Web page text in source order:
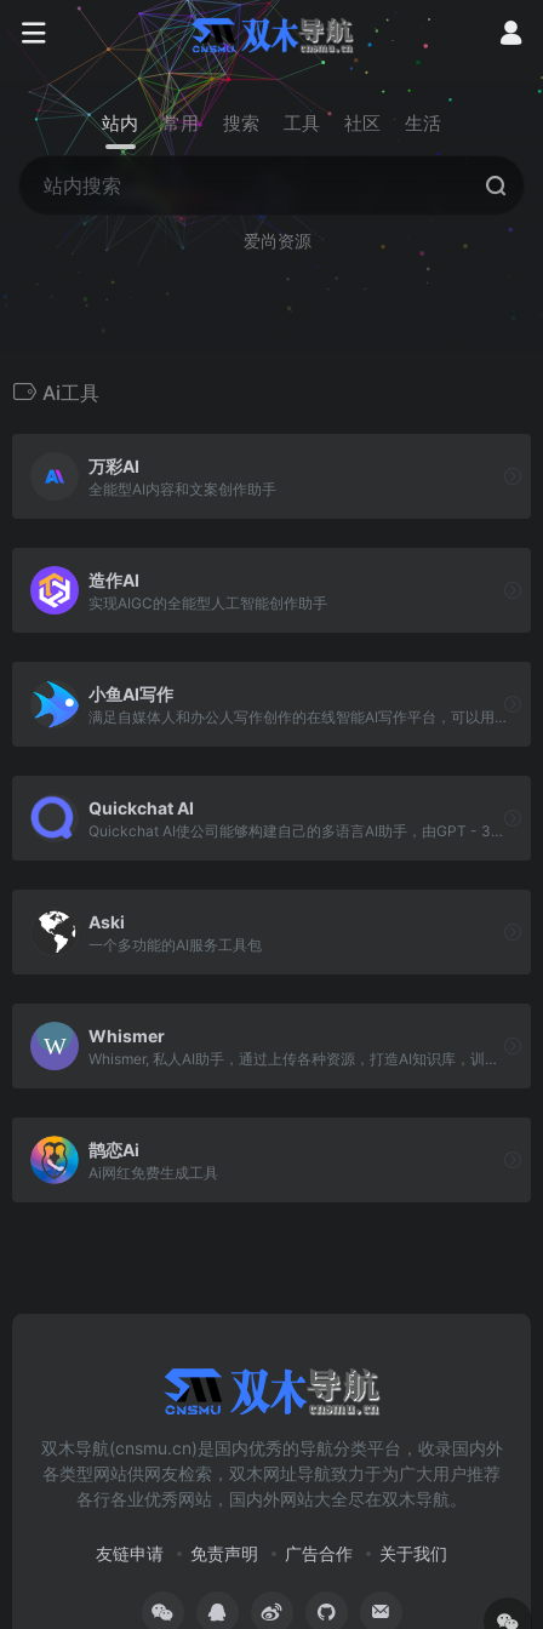
站内 常用 搜索 工具 社区 生活
爱尚资源
Ai工具
万彩AI
全能型AI内容和文案创作助手
造作AI
实现AIGC的全能型人工智能创作助手
小鱼AI写作
满足自媒体人和办公人写作创作的在线智能AI写作平台，可以用AI自动生成高质量原创内容，内容创作覆盖多种类型，满足不同场景、人群的AI创作需求以及提供个性化的自定
Quickchat AI
Quickchat AI使公司能够构建自己的多语言AI助手，由GPT - 3等生成式AI模型提供支持。
Aski
一个多功能的AI服务工具包
Whismer
Whismer, 私人AI助手，通过上传各种资源，打造AI知识库，训练专业的AI助手，得到正确的答案。每个人都可以轻松定制自己的AI，并且可以团队共享专业AI。
鹊恋Ai
Ai网红免费生成工具
双木导航(cnsmu.cn)是国内优秀的导航分类平台，收录国内外
各类型网站供网友检索，双木网址导航致力于为广大用户推荐
各行各业优秀网站，国内外网站大全尽在双木导航。
友链申请 免责声明 广告合作 关于我们